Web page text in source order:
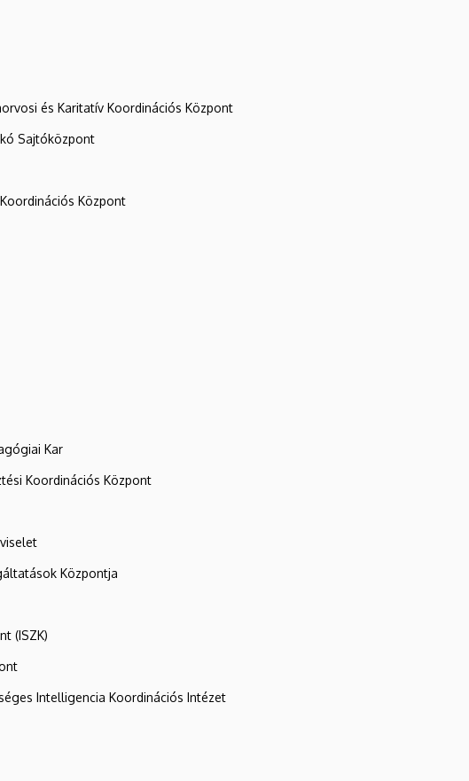
és Karitatív Koordinációs Központ
Sajtóközpont
Központ
Kar
Koordinációs Központ
Központja
(ISZK)
Intelligencia Koordinációs Intézet